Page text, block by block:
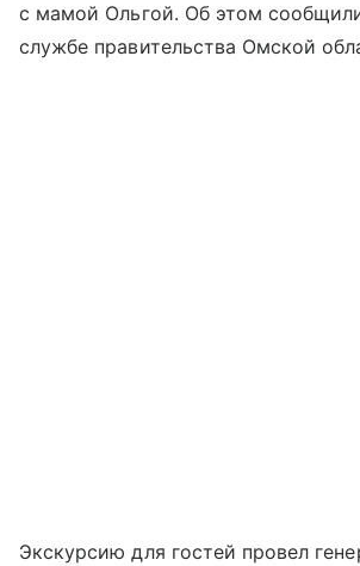
с мамой Ольгой. Об этом
службе правительства Омской
Экскурсию для гостей провел